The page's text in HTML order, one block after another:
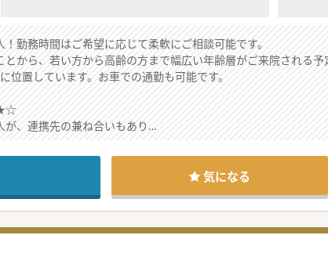
勤務時間はご希望に応じて柔軟にご相談可能です。
から、若い方から高齢の方まで幅広い年齢層がご来院される予
位置しています。お車での通勤も可能です。
★☆
、連携先の兼ね合いもあり
構想があり募集しています。
しです。
ご相談可能です！
にのります！
気になる